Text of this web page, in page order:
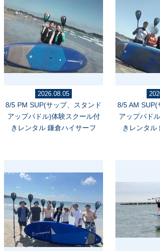
2026.08.05
8/5 PM SUP(サップ、スタンド
アップパドル)体験スクール付
きレンタル 鎌倉ハイサーフ
8/5 AM SUP(
アップパド
きレンタル